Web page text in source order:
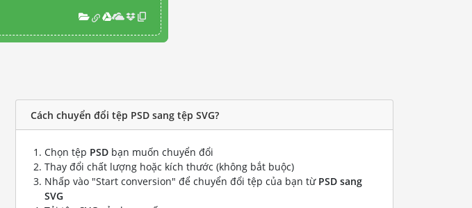
Cách chuyển đổi tệp PSD sang tệp SVG?
Chọn tệp PSD bạn muốn chuyển đổi
Thay đổi chất lượng hoặc kích thước (không bắt buộc)
Nhấp vào "Start conversion" để chuyển đổi tệp của bạn từ PSD sang
SVG